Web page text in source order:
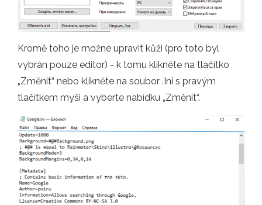
Kromě toho je možné upravit kůži (pro toto byl
vybrán pouze editor) - k tomu klikněte na tlačítko
„Změnit“ nebo klikněte na soubor .Ini s pravým
tlačítkem myši a vyberte nabídku „Změnit“.